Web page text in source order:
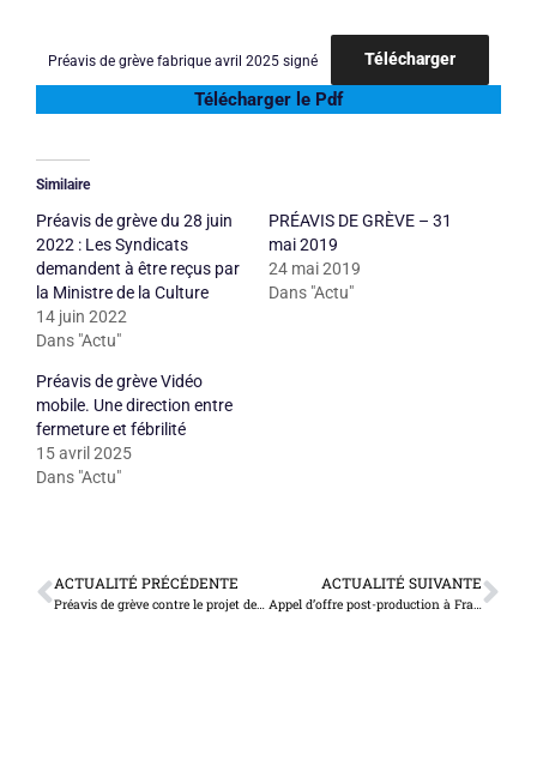
Préavis de grève fabrique avril 2025 signé Télécharger
Télécharger le Pdf
Similaire
Préavis de grève du 28 juin
2022 : Les Syndicats
demandent à être reçus par
la Ministre de la Culture
14 juin 2022
Dans "Actu"
PRÉAVIS DE GRÈVE – 31
mai 2019
24 mai 2019
Dans "Actu"
Préavis de grève Vidéo
mobile. Une direction entre
fermeture et fébrilité
15 avril 2025
Dans "Actu"
ACTUALITÉ PRÉCÉDENTE ACTUALITÉ SUIVANTE